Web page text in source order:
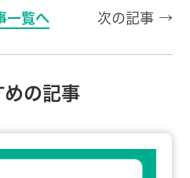
一覧へ 次の記事 →
めの記事